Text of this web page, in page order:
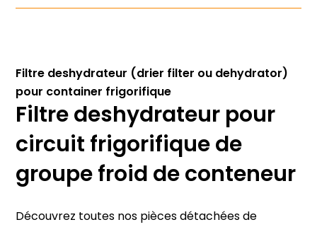
Filtre deshydrateur (drier filter ou dehydrator)
pour container frigorifique
Filtre deshydrateur pour
circuit frigorifique de
groupe froid de conteneur
Découvrez toutes nos pièces détachées de